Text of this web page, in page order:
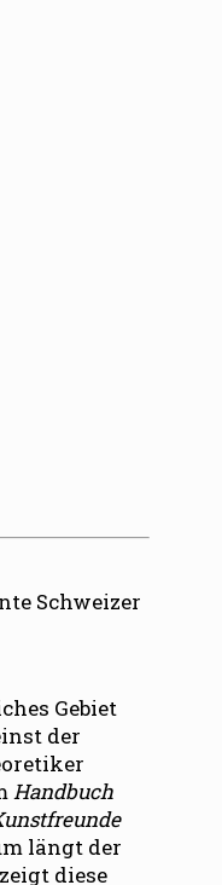
Schweizer
Gebiet
der
Handbuch
längt der
diese